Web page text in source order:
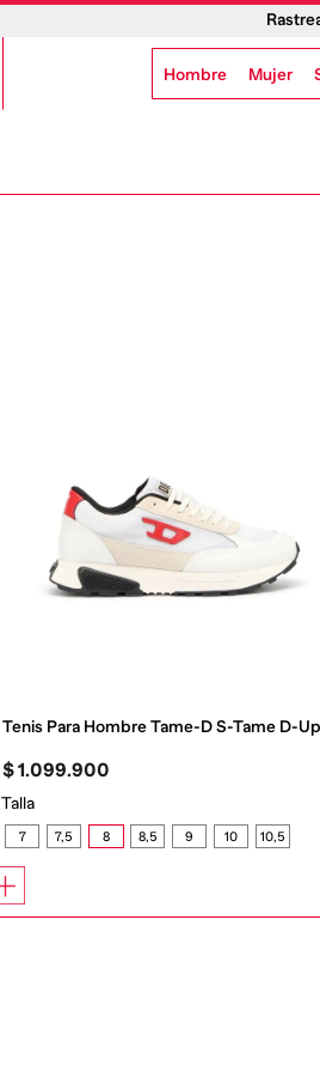
Hombre Mujer
Tenis Para Hombre Tame-D S-Tame D-Up
$1.099.900
Talla
7 7,5 8 8,5 9 10 10,5